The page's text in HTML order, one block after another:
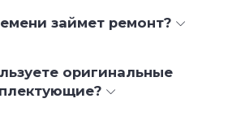
займет ремонт?
оригинальные